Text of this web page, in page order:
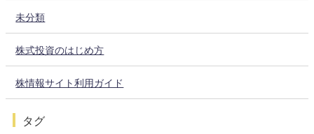
未分類
株式投資のはじめ方
株情報サイト利用ガイド
タグ